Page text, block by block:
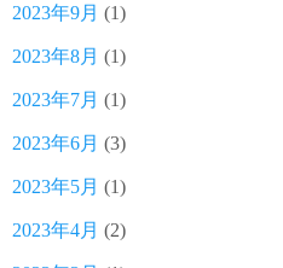
2023年9月 (1)
2023年8月 (1)
2023年7月 (1)
2023年6月 (3)
2023年5月 (1)
2023年4月 (2)